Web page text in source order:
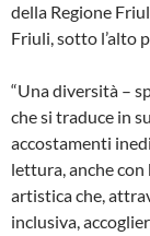
della Regione
Friuli, sotto l’alto
“Una diversità –
che si traduce in
accostamenti
lettura, anche
artistica che,
inclusiva,